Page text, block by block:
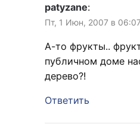
patyzane:
Пт, 1 Июн, 2007 в 06:07
А-то фрукты..
публичном доме
дерево?!
Ответить